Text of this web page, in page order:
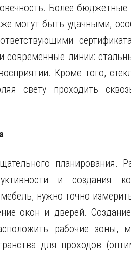
Более бюджетные
могут быть удачными,
современные линии:
Кроме того,
свету проходить
планирования.
и создания
нужно точно
окон и дверей.
рабочие зоны,
для проходов